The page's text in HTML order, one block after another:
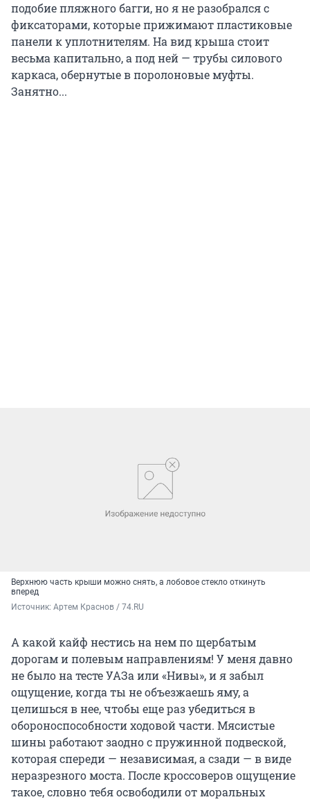
подобие пляжного багги, но я не разобрался с
фиксаторами, которые прижимают пластиковые
панели к уплотнителям. На вид крыша стоит
весьма капитально, а под ней — трубы силового
каркаса, обернутые в поролоновые муфты.
Занятно...
Верхнюю часть крыши можно снять, а лобовое стекло откинуть
вперед
Источник: Артем Краснов / 74.RU
А какой кайф нестись на нем по щербатым
дорогам и полевым направлениям! У меня давно
не было на тесте УАЗа или «Нивы», и я забыл
ощущение, когда ты не объезжаешь яму, а
целишься в нее, чтобы еще раз убедиться в
обороноспособности ходовой части. Мясистые
шины работают заодно с пружинной подвеской,
которая спереди — независимая, а сзади — в виде
неразрезного моста. После кроссоверов ощущение
такое, словно тебя освободили от моральных